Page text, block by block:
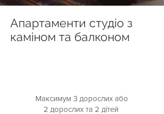
Апартаменти студіо з
каміном та балконом
Максимум 3 дорослих або
2 дорослих та 2 дітей